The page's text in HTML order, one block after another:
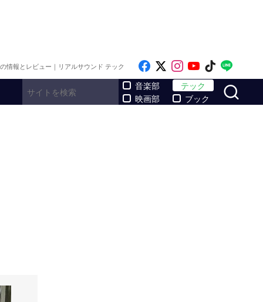
情報とレビュー｜リアルサウンド テック Like on Facebook
Follow on x
Follow on
Follow on
Follow
音楽部
映画部
テック
ブック